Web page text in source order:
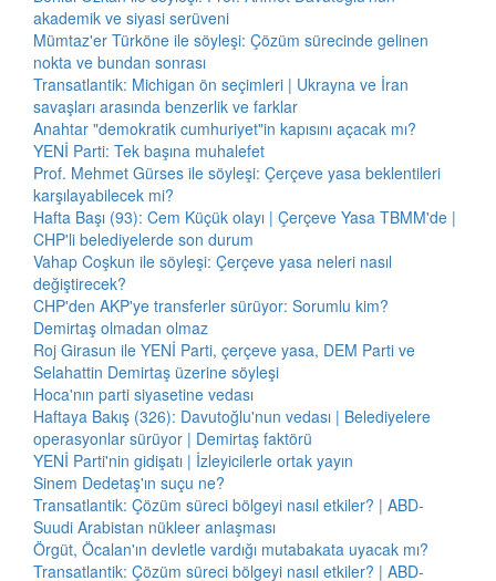
akademik ve siyasi serüveni
Mümtaz'er Türköne ile söyleşi: Çözüm sürecinde gelinen
nokta ve bundan sonrası
Transatlantik: Michigan ön seçimleri | Ukrayna ve İran
savaşları arasında benzerlik ve farklar
Anahtar "demokratik cumhuriyet"in kapısını açacak mı?
YENİ Parti: Tek başına muhalefet
Prof. Mehmet Gürses ile söyleşi: Çerçeve yasa beklentileri
karşılayabilecek mi?
Hafta Başı (93): Cem Küçük olayı | Çerçeve Yasa TBMM'de |
CHP'li belediyelerde son durum
Vahap Coşkun ile söyleşi: Çerçeve yasa neleri nasıl
değiştirecek?
CHP'den AKP'ye transferler sürüyor: Sorumlu kim?
Demirtaş olmadan olmaz
Roj Girasun ile YENİ Parti, çerçeve yasa, DEM Parti ve
Selahattin Demirtaş üzerine söyleşi
Hoca'nın parti siyasetine vedası
Haftaya Bakış (326): Davutoğlu'nun vedası | Belediyelere
operasyonlar sürüyor | Demirtaş faktörü
YENİ Parti'nin gidişatı | İzleyicilerle ortak yayın
Sinem Dedetaş'ın suçu ne?
Transatlantik: Çözüm süreci bölgeyi nasıl etkiler? | ABD-
Suudi Arabistan nükleer anlaşması
Örgüt, Öcalan'ın devletle vardığı mutabakata uyacak mı?
Transatlantik: Çözüm süreci bölgeyi nasıl etkiler? | ABD-